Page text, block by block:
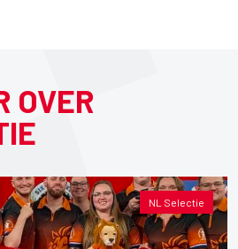
OVER
NL Selectie